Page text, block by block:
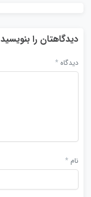
دیدگاهتان را بنویسید
دیدگاه *
نام *